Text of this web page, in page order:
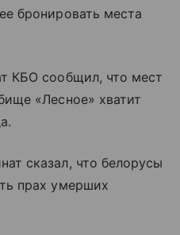
бронировать места
КБО сообщил, что мест
«Лесное» хватит
сказал, что белорусы
прах умерших